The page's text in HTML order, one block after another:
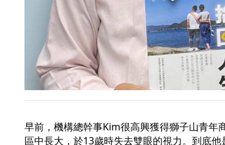
早前，機構總幹事Kim很高興獲得獅子山青年
區中長大，於13歲時失去雙眼的視力。到底